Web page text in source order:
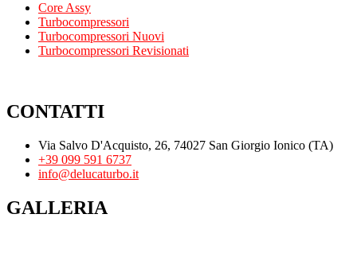
Core Assy
Turbocompressori
Turbocompressori Nuovi
Turbocompressori Revisionati
CONTATTI
Via Salvo D'Acquisto, 26, 74027 San Giorgio Ionico (TA)
+39 099 591 6737
info@delucaturbo.it
GALLERIA